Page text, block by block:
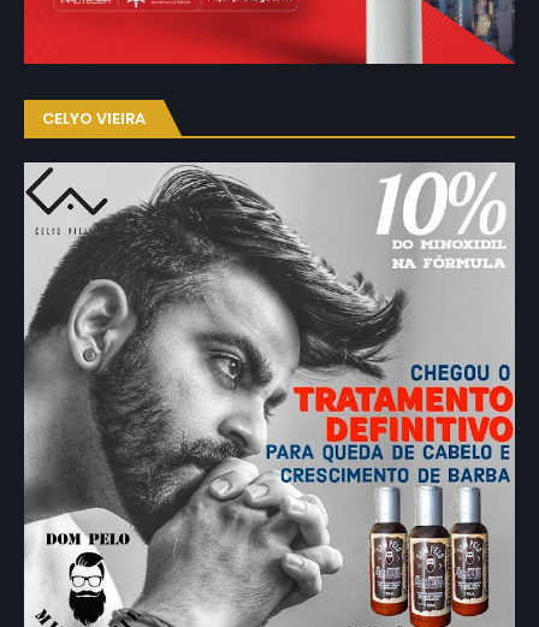
CELYO VIEIRA